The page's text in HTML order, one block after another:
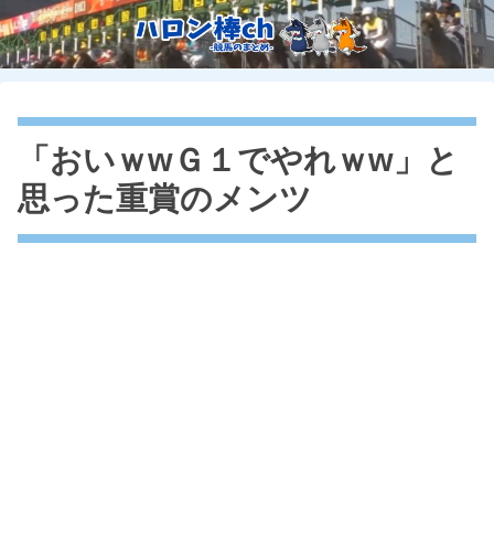
「おいｗwＧ１でやれｗw」と
思った重賞のメンツ